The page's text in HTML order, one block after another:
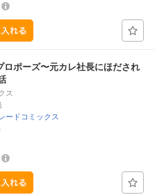
ロポーズ〜元カレ社長にほだされ
ス
ードコミックス